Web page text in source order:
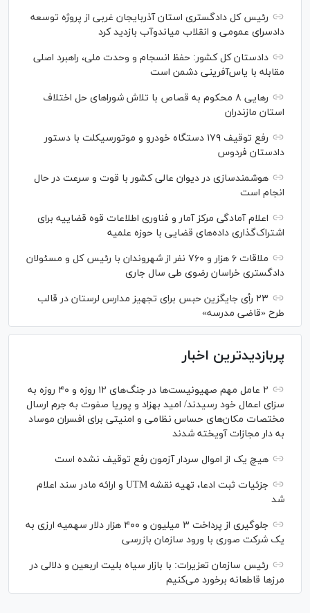
رئیس کل دادگستری استان آذربایجان غربی از پروژه توسعه
دادسرای عمومی و انقلاب میاندوآب بازدید کرد
دادستان کل کشور: حفظ انسجام و وحدت ملی، راهبرد اصلی
مقابله با یاس‌آفرینی دشمن است
رهایی ۸ محکوم به قصاص با تلاش شورا‌های حل اختلاف
استان مازندران
رفع توقیف ۱۷۹ دستگاه خودرو و موتورسیکلت با دستور
دادستان فردوس
هوشمندسازی در دیوان عالی کشور با قوت و سرعت در حال
انجام است
اعلام آمادگی مرکز آمار و فناوری اطلاعات قوه قضاییه برای
اشتراک‌گذاری داده‌های قضایی با حوزه علمیه
ملاقات ۶ هزار و ۷۶۰ نفر از شهروندان با رئیس کل و مسئولان
دادگستری خراسان رضوی طی سال جاری
۲۳ رأی جایگزین حبس برای تجهیز مدارس لرستان در قالب
طرح «قاضی مدرسه»
پربازدیدترین اخبار
۲ عامل مهم صهیونیست‌ها در جنگ‌های ۱۲ روزه و ۴۰ روزه به
سزای اعمال خود رسیدند/ امید بهزاد و پوریا صفوت به جرم ارسال
مختصات مکان‌های حساس نظامی و امنیتی برای افسران موساد
به دار مجازات آویخته شدند
هیچ یک از اموال سردار آزمون رفع توقیف نشده است
جزئیات ثبت ادعا، تهیه نقشه UTM و ارائه مادر سند اعلام
شد
جلوگیری از پرداخت ۳ میلیون و ۴۰۰ هزار دلار سهمیه ارزی به
یک شرکت صوری با ورود سازمان بازرسی
رئیس سازمان تعزیرات: با بازار سیاه بلیت اربعین و دلالی در
مرز‌ها قاطعانه برخورد می‌کنیم